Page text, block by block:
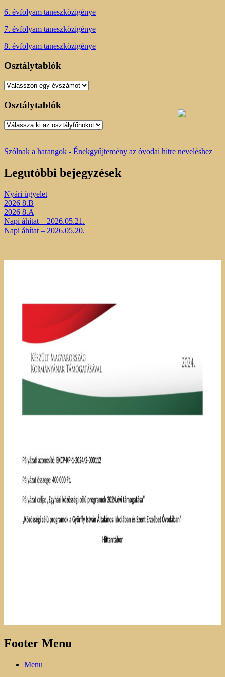
6. évfolyam taneszközigénye
7. évfolyam taneszközigénye
8. évfolyam taneszközigénye
Osztálytablók
Osztálytablók
Osztálytablók
Osztálytablók
Szólnak a harangok - Énekgyűjtemény az óvodai hitre neveléshez
Legutóbbi bejegyzések
Nyári ügyelet
2026 8.B
2026 8.A
Napi áhítat – 2026.05.21.
Napi áhítat – 2026.05.20.
Footer Menu
Menu